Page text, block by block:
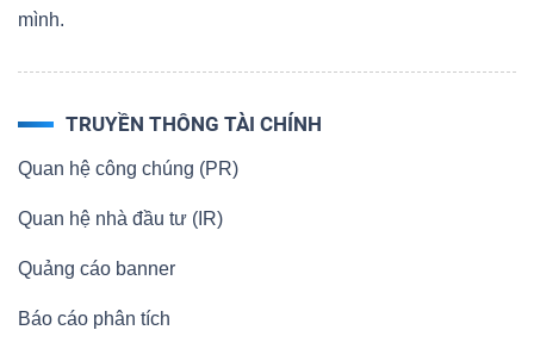
mình.
TRUYỀN THÔNG TÀI CHÍNH
Quan hệ công chúng (PR)
Quan hệ nhà đầu tư (IR)
Quảng cáo banner
Báo cáo phân tích